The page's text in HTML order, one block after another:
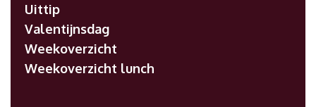
Uittip
Valentijnsdag
Weekoverzicht
Weekoverzicht lunch